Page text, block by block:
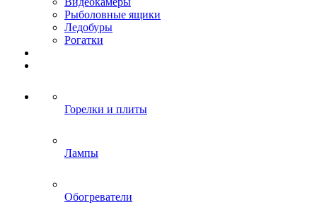
Рыболовные ящики
Ледобуры
Рогатки
Горелки и плиты
Лампы
Обогреватели